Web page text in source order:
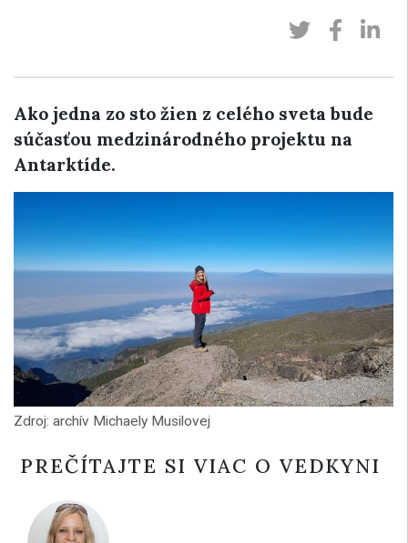
Ako jedna zo sto žien z celého sveta bude
súčasťou medzinárodného projektu na
Antarktíde.
Zdroj: archív Michaely Musilovej
PREČÍTAJTE SI VIAC O VEDKYNI